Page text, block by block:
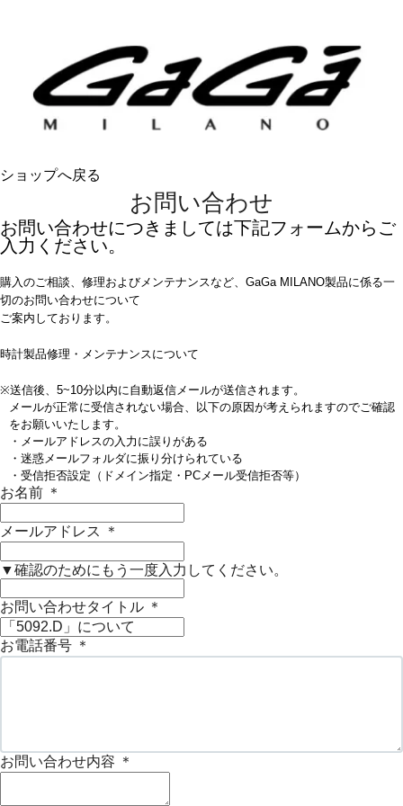
ショップへ戻る
お問い合わせ
お問い合わせにつきましては下記フォームからご
入力ください。
購入のご相談、修理およびメンテナンスなど、GaGa MILANO製品に係る一
切のお問い合わせについて
ご案内しております。
時計製品修理・メンテナンスについて
※送信後、5~10分以内に自動返信メールが送信されます。
メールが正常に受信されない場合、以下の原因が考えられますのでご確認
をお願いいたします。
・メールアドレスの入力に誤りがある
・迷惑メールフォルダに振り分けられている
・受信拒否設定（ドメイン指定・PCメール受信拒否等）
お名前 ＊
メールアドレス ＊
▼確認のためにもう一度入力してください。
お問い合わせタイトル ＊
お電話番号 ＊
お問い合わせ内容 ＊